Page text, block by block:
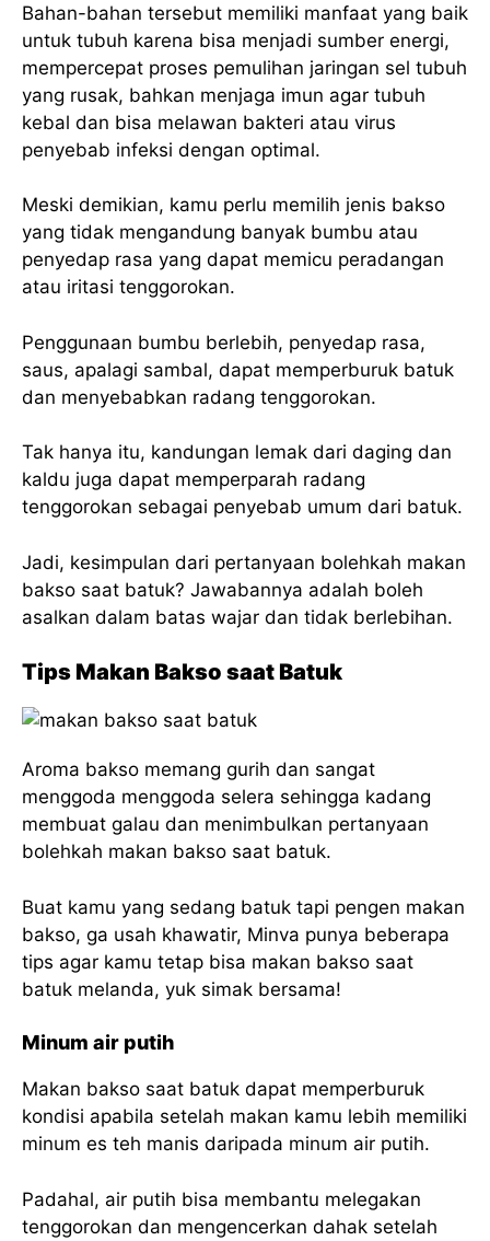
Bahan-bahan tersebut memiliki manfaat yang baik
untuk tubuh karena bisa menjadi sumber energi,
mempercepat proses pemulihan jaringan sel tubuh
yang rusak, bahkan menjaga imun agar tubuh
kebal dan bisa melawan bakteri atau virus
penyebab infeksi dengan optimal.
Meski demikian, kamu perlu memilih jenis bakso
yang tidak mengandung banyak bumbu atau
penyedap rasa yang dapat memicu peradangan
atau iritasi tenggorokan.
Penggunaan bumbu berlebih, penyedap rasa,
saus, apalagi sambal, dapat memperburuk batuk
dan menyebabkan radang tenggorokan.
Tak hanya itu, kandungan lemak dari daging dan
kaldu juga dapat memperparah radang
tenggorokan sebagai penyebab umum dari batuk.
Jadi, kesimpulan dari pertanyaan bolehkah makan
bakso saat batuk? Jawabannya adalah boleh
asalkan dalam batas wajar dan tidak berlebihan.
Tips Makan Bakso saat Batuk
Aroma bakso memang gurih dan sangat
menggoda menggoda selera sehingga kadang
membuat galau dan menimbulkan pertanyaan
bolehkah makan bakso saat batuk.
Buat kamu yang sedang batuk tapi pengen makan
bakso, ga usah khawatir, Minva punya beberapa
tips agar kamu tetap bisa makan bakso saat
batuk melanda, yuk simak bersama!
Minum air putih
Makan bakso saat batuk dapat memperburuk
kondisi apabila setelah makan kamu lebih memiliki
minum es teh manis daripada minum air putih.
Padahal, air putih bisa membantu melegakan
tenggorokan dan mengencerkan dahak setelah